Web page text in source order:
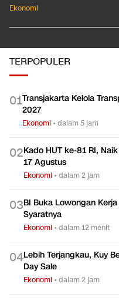
TERPOPULER
01Transjakarta Kelola
2027
Ekonomi •dalam 5 jam
02Kado HUT ke-81 RI,
17 Agustus
Ekonomi •dalam 2 jam
03BI Buka Lowongan
Syaratnya
Ekonomi •dalam 12 menit
04Lebih Terjangkau, Kuy
Day Sale
Ekonomi •dalam 2 jam